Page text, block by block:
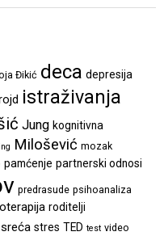
Đikić deca depresija
istraživanja
Jung kognitivna
Milošević mozak
pamćenje partnerski odnosi
predrasude psihoanaliza
roditelji
sreća stres TED test video